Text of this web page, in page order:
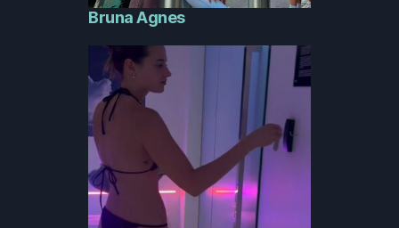
Bruna Agnes